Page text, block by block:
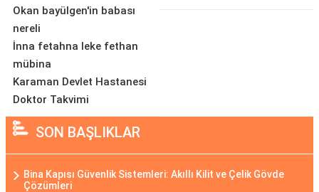
Okan bayülgen'in babası
nereli
İnna fetahna leke fethan
mübina
Karaman Devlet Hastanesi
Doktor Takvimi
SON BAŞLIKLAR
Bina Kapısı Güvenlik Sistemleri: Akıllı Kilit ve Çelik Gövde
Çözümleri